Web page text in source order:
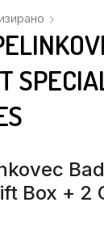
Box + 2